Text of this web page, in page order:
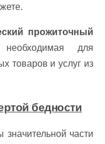
прожиточный
для
товаров и услуг из
бедности
значительной части